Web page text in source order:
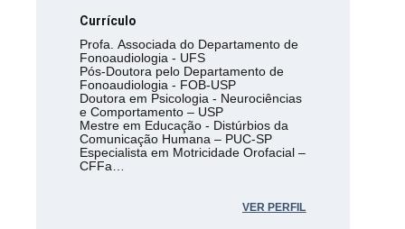
Currículo
Profa. Associada do Departamento de
Fonoaudiologia - UFS
Pós-Doutora pelo Departamento de
Fonoaudiologia - FOB-USP
Doutora em Psicologia - Neurociências
e Comportamento – USP
Mestre em Educação - Distúrbios da
Comunicação Humana – PUC-SP
Especialista em Motricidade Orofacial –
CFFa
VER PERFIL